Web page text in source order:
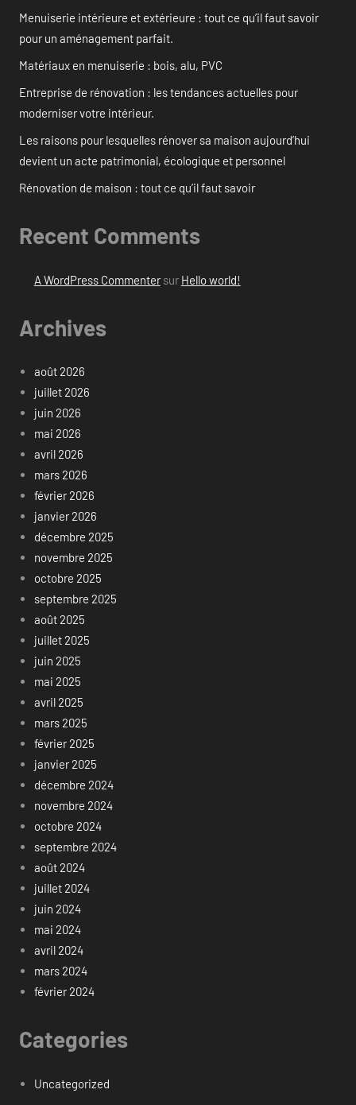
Menuiserie intérieure et extérieure : tout ce qu’il faut savoir
pour un aménagement parfait.
Matériaux en menuiserie : bois, alu, PVC
Entreprise de rénovation : les tendances actuelles pour
moderniser votre intérieur.
Les raisons pour lesquelles rénover sa maison aujourd’hui
devient un acte patrimonial, écologique et personnel
Rénovation de maison : tout ce qu’il faut savoir
Recent Comments
A WordPress Commentersur Hello world!
Archives
août 2026
juillet 2026
juin 2026
mai 2026
avril 2026
mars 2026
février 2026
janvier 2026
décembre 2025
novembre 2025
octobre 2025
septembre 2025
août 2025
juillet 2025
juin 2025
mai 2025
avril 2025
mars 2025
février 2025
janvier 2025
décembre 2024
novembre 2024
octobre 2024
septembre 2024
août 2024
juillet 2024
juin 2024
mai 2024
avril 2024
mars 2024
février 2024
Categories
Uncategorized